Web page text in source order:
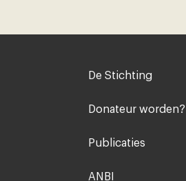
Voet
De Stichting
Donateur worden?
Publicaties
ANBI